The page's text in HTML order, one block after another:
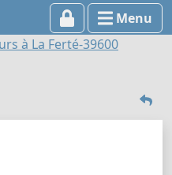
Menu
à La Ferté-39600